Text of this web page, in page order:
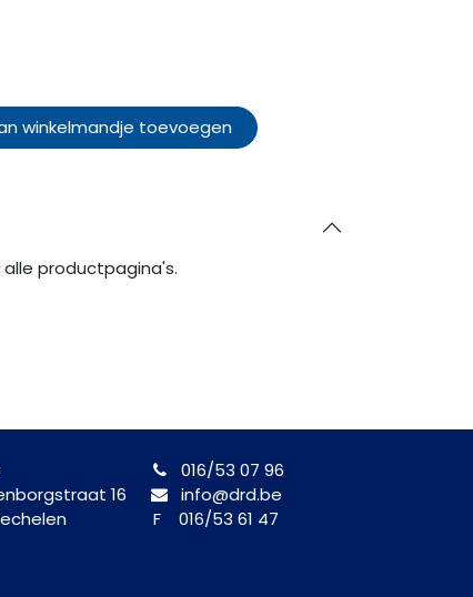
winkelmandje toevoegen
productpagina's.
16
016/53 07 96
info@drd.be
F 016/53 61 47